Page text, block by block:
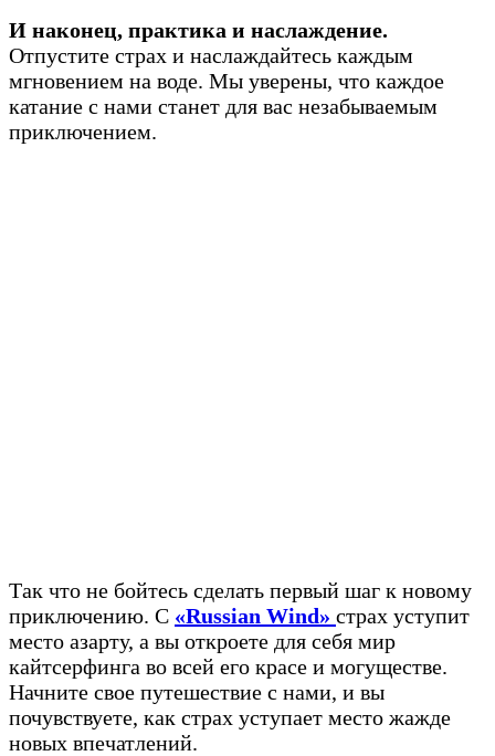
И наконец, практика и наслаждение.
Отпустите страх и наслаждайтесь каждым
мгновением на воде. Мы уверены, что каждое
катание с нами станет для вас незабываемым
приключением.
Так что не бойтесь сделать первый шаг к новому
приключению. С «Russian Wind» страх уступит
место азарту, а вы откроете для себя мир
кайтсерфинга во всей его красе и могуществе.
Начните свое путешествие с нами, и вы
почувствуете, как страх уступает место жажде
новых впечатлений.